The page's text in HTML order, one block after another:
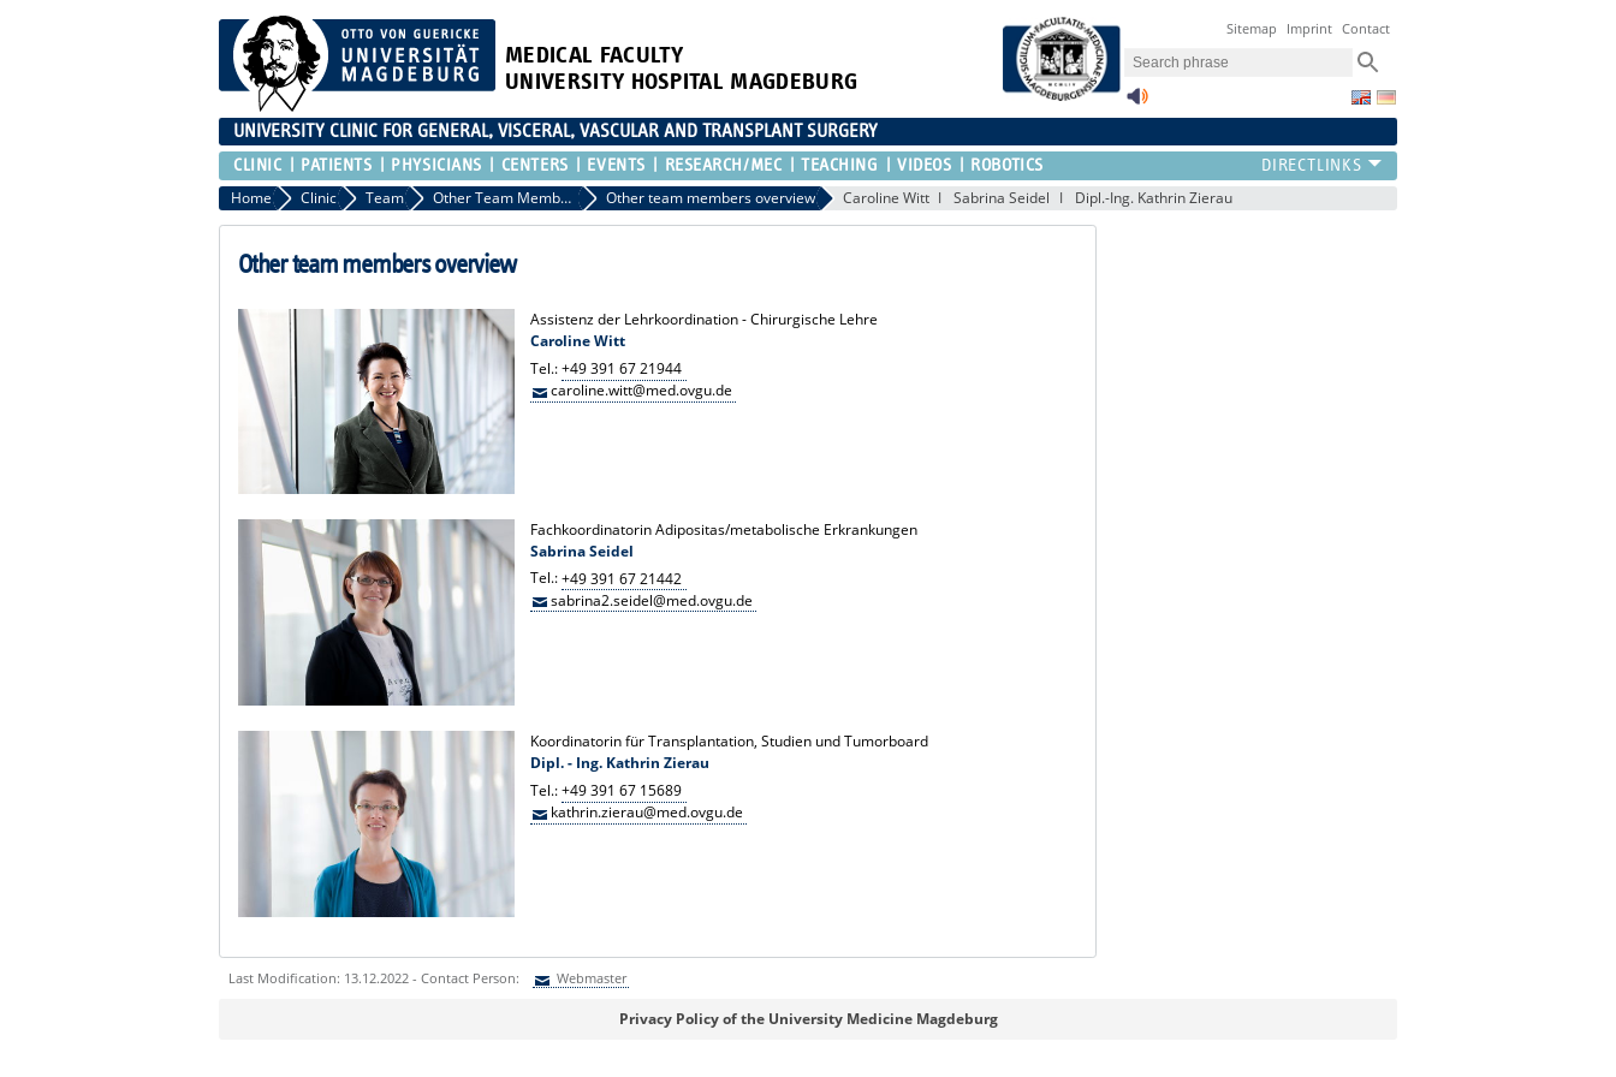
MEDICAL FACULTY
UNIVERSITY HOSPITAL MAGDEBURG
Sitemap Imprint Contact
UNIVERSITY CLINIC FOR GENERAL, VISCERAL, VASCULAR AND TRANSPLANT SURGERY
CLINIC PATIENTS PHYSICIANS CENTERS EVENTS RESEARCH/MEC TEACHING VIDEOS ROBOTICS
Home Clinic Team Other Team Members Other team members overview Caroline Witt Sabrina Seidel Dipl.-Ing. Kathrin Zierau
Other team members overview
Assistenz der Lehrkoordination - Chirurgische Lehre
Caroline Witt
Tel.:+49 391 67 21944
caroline.witt@med.ovgu.de
Fachkoordinatorin Adipositas/metabolische Erkrankungen
Sabrina Seidel
Tel.:+49 391 67 21442
sabrina2.seidel@med.ovgu.de
Koordinatorin für Transplantation, Studien und Tumorboard
Dipl. - Ing. Kathrin Zierau
Tel.:+49 391 67 15689
kathrin.zierau@med.ovgu.de
Last Modification: 13.12.2022 - Contact Person: Webmaster
Privacy Policy of the University Medicine Magdeburg